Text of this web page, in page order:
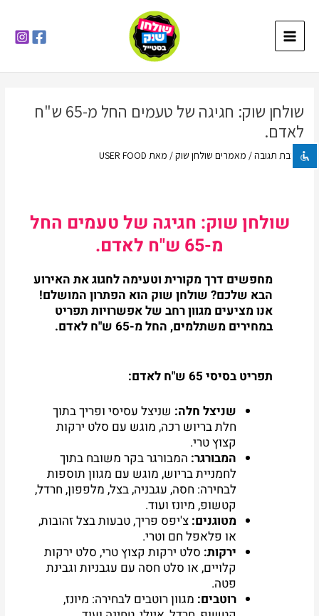
settings צבע רקע
zoom_out זום (הקטנה)
זום (הגדלה)
הגדלת גופן
גופן קריא
ניגודיות כהה
הוסף קו תחתון לקישורים
סמן קישורים
את
האפשרויות
לתוכן
Menu
שולחן שוק: חגיגה של טעמים החל מ-65 ש"ח
לאדם.
כתיבת תגובה/ מאמרים שולחן שוק/ מאת USER FOOD
שולחן שוק: חגיגה של טעמים החל
מ-65 ש"ח לאדם.
מחפשים דרך מקורית וטעימה לחגוג את האירוע
הבא שלכם? שולחן שוק הוא הפתרון המושלם!
אנו מציעים מגוון רחב של אפשרויות תפריט
במחירים משתלמים, החל מ-65 ש"ח לאדם.
תפריט בסיסי 65 ש"ח לאדם:
שניצל חלה: שניצל עסיסי ופריך בתוך
חלת בריוש רכה, מוגש עם סלט ירקות
קצוץ טרי.
המבורגר: המבורגר בקר משובח בתוך
לחמניית בריוש, מוגש עם מגוון תוספות
לבחירה: חסה, עגבניה, בצל, מלפפון, חרדל,
קטשופ, מיונז ועוד.
מטוגנים: צ'יפס פריך, טבעות בצל זהובות,
או פלאפל חם וטרי.
ירקות: סלט ירקות קצוץ טרי, סלט ירקות
קלויים, או סלט חסה עם עגבניות וגבינת
פטה.
רוטבים: מגוון רוטבים לבחירה: מיונז,